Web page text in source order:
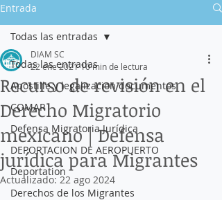
Entrada
Todas las entradas
Apostille y legalizacion documentos
COMAR
Defensa Migratoria Jurídica
DEPORTACION DE AEROPUERTO
Deportation
Derechos de los Migrantes
Todas las entradas
Recurso de revisión en el
Derecho Migratorio
mexicano | Defensa
jurídica para Migrantes
DIAM SC
22 ene 2021 10 min de lectura
Actualizado:22 ago 2024